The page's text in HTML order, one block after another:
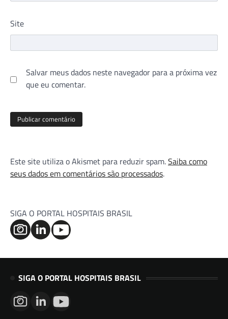
Site
Salvar meus dados neste navegador para a próxima vez
que eu comentar.
Este site utiliza o Akismet para reduzir spam.Saiba como
seus dados em comentários são processados.
SIGA O PORTAL HOSPITAIS BRASIL
SIGA O PORTAL HOSPITAIS BRASIL